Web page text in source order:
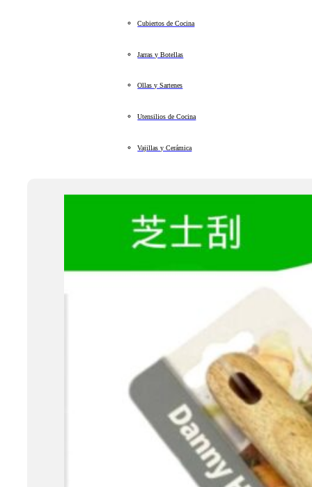
Cubiertos de Cocina
Jarras y Botellas
Ollas y Sartenes
Utensilios de Cocina
Vajillas y Cerámica